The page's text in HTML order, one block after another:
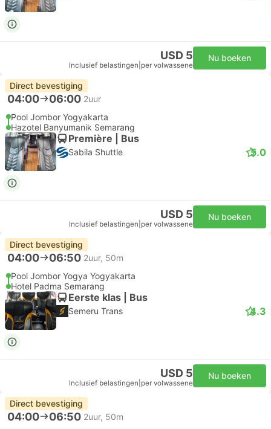
USD 5
Inclusief belastingen per volwassene
Nu boeken
Direct bevestiging
04:00 06:00 2uur
Pool Jombor Yogyakarta
Hazotel Banyumanik Semarang
Première | Bus
Sabila Shuttle 5.0
USD 5
Inclusief belastingen per volwassene
Nu boeken
Direct bevestiging
04:00 06:50 2uur, 50m
Pool Jombor Yogya Yogyakarta
Hotel Padma Semarang
Eerste klas | Bus
Semeru Trans 4.3
USD 5
Inclusief belastingen per volwassene
Nu boeken
Direct bevestiging
04:00 06:50 2uur, 50m